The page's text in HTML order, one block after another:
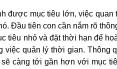
được mục tiêu lớn, việc
Đầu tiên con cần nắm rõ
tiêu nhỏ và đặt thời hạn để
việc quản lý thời gian. Thông
sẽ càng tới gần hơn với mục